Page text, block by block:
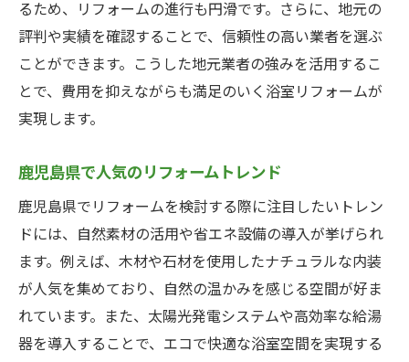
るため、リフォームの進行も円滑です。さらに、地元の
評判や実績を確認することで、信頼性の高い業者を選ぶ
ことができます。こうした地元業者の強みを活用するこ
とで、費用を抑えながらも満足のいく浴室リフォームが
実現します。
鹿児島県で人気のリフォームトレンド
鹿児島県でリフォームを検討する際に注目したいトレン
ドには、自然素材の活用や省エネ設備の導入が挙げられ
ます。例えば、木材や石材を使用したナチュラルな内装
が人気を集めており、自然の温かみを感じる空間が好ま
れています。また、太陽光発電システムや高効率な給湯
器を導入することで、エコで快適な浴室空間を実現する